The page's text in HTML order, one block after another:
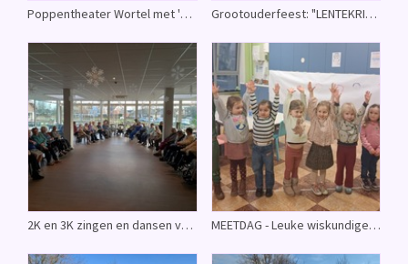
Poppentheater Wortel met 'Rosa-Marie' - Op de boerderij van Rosa-Marie wonen er ook kippen Grootouderfeest: "LENTEKRIEBELS" - Een wondermooie lentedag voor onze grootouders!
2K en 3K zingen en dansen voor bewoners WZC Herselt - Een activiteit voor het goede doel MEETDAG - Leuke wiskundige opdrachten met ouders